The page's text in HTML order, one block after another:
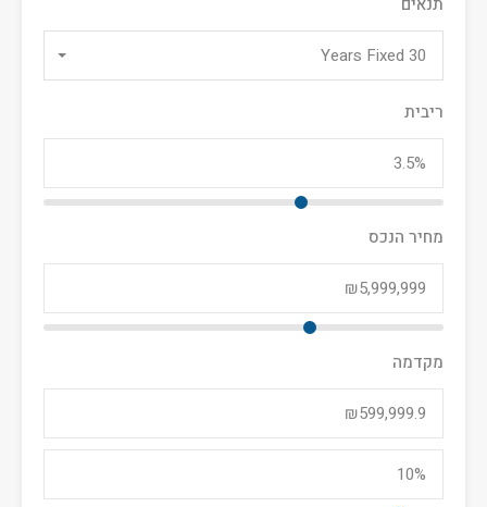
30 Years Fixed
ריבית
מחיר הנכס
מקדמה